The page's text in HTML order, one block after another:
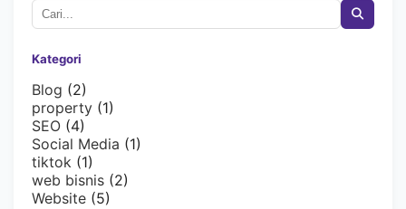
Kategori
Blog (2)
property (1)
SEO (4)
Social Media (1)
tiktok (1)
web bisnis (2)
Website (5)